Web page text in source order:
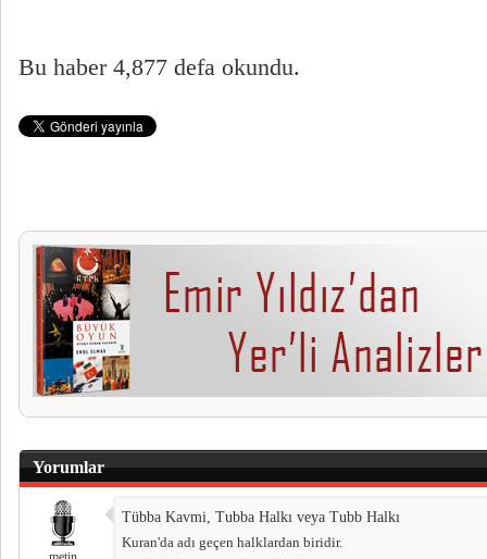
Bu haber 4,877 defa okundu.
Yorumlar
Tübba Kavmi, Tubba Halkı veya Tubb Halkı
Kuran'da adı geçen halklardan biridir.